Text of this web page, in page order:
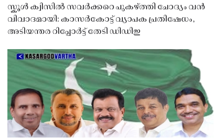
സ്കൂൾ ക്വിസിൽ സവർക്കറെ പുകഴ്ത്തി ചോദ്യം വൻ
വിവാദമായി: കാസർകോട്ട് വ്യാപക പ്രതിഷേധം,
അടിയന്തര റിപ്പോർട്ട് തേടി ഡിഡിഇ